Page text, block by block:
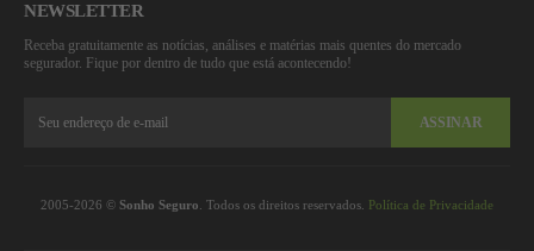
NEWSLETTER
Receba gratuitamente as notícias, análises e matérias mais quentes do mercado
segurador. Fique por dentro de tudo que está acontecendo!
ASSINAR
2005-2026 © Sonho Seguro . Todos os direitos reservados. Política de Privacidade